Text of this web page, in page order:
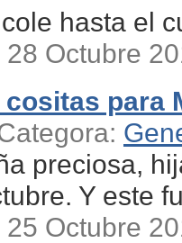
hasta el
28 Octubre
para
preciosa,
Y este
25 Octubre